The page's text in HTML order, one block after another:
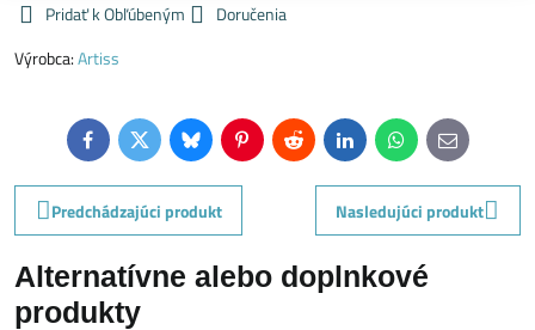
Pridať k Obľúbeným
Doručenia
Výrobca:Artiss
FacebookTwitterBlueskyPinterestReddit LinkedInWhatsApp
E-
mail
Predchádzajúci produkt
Nasledujúci produkt
Alternatívne alebo doplnkové
produkty